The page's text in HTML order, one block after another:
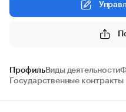
ПрофильВиды деятельности
Государственные контракты